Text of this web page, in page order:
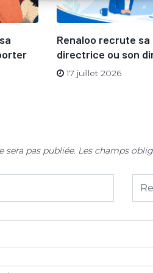
Renaloo recrute sa
directrice ou son
17 juillet 2026
sera pas publiée. Les champs